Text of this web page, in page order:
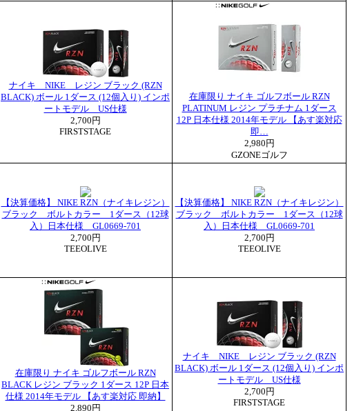
ナイキ NIKE レジン ブラック (RZN
BLACK) ボール 1ダース (12個入り) インポ
ートモデル US仕様
2,700円
FIRSTSTAGE
在庫限り ナイキ ゴルフボール RZN
PLATINUM レジン プラチナム 1ダース
12P 日本仕様 2014年モデル 【あす楽対応
即…
2,980円
GZONEゴルフ
【決算価格】 NIKE RZN（ナイキレジン）
ブラック ボルトカラー 1ダース（12球
入）日本仕様 GL0669-701
2,700円
TEEOLIVE
【決算価格】 NIKE RZN（ナイキレジン）
ブラック ボルトカラー 1ダース（12球
入）日本仕様 GL0669-701
2,700円
TEEOLIVE
在庫限り ナイキ ゴルフボール RZN
BLACK レジン ブラック 1ダース 12P 日本
仕様 2014年モデル 【あす楽対応 即納】
2,890円
ナイキ NIKE レジン ブラック (RZN
BLACK) ボール 1ダース (12個入り) インポ
ートモデル US仕様
2,700円
FIRSTSTAGE